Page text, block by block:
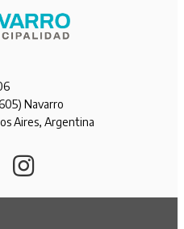
Navarro
Aires, Argentina